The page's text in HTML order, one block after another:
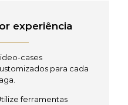
experiência
cases
para cada
ferramentas